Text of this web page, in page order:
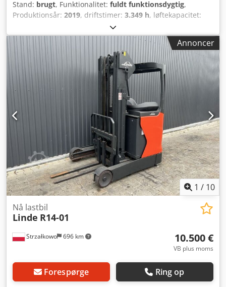
Stand: brugt, Funktionalitet: fuldt funktionsdygtig,
Produktionsår: 2019, driftstimer: 3.349 h, løftekapacitet:
7.560 mm
brændstoftype:elektrisk, mastetype:triplex,
bygningshøjde:
, drivtype: Elektro, Reachtruck
ISO-klasse: ISO-klasse 2 = 1.000 - 2.500 kg Masttype: Triplex
Stand: Klar til brug og fuldt funktionsdygtig Teknisk stand:
god Dedpfxjxthmvj Apwokr Batteri Volt: 48V Sideskift,
Varmeapparat, fuldkabine,
Annoncer
1 / 10
Strzałkowo 696 km
Nå lastbil
Linde R14-01
10.500 €
VB plus moms
Forespørge Ring op